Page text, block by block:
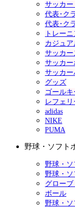
サッカ
代表･ク
代表･ク
トレー
カジュ
サッカ
サッカ
サッカ
グッズ
ゴール
レフェ
adidas
NIKE
PUMA
野球・ソフト
野球・
野球・ソ
グロー
ボール
野球・ソ